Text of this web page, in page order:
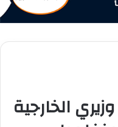
الخارجية